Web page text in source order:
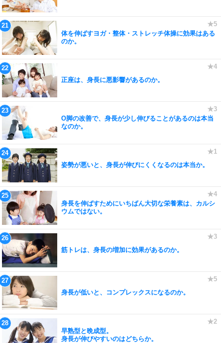
体を伸ばすヨガ・整体・ストレッチ体操に効果はある
のか。
正座は、身長に悪影響があるのか。
O脚の改善で、身長が少し伸びることがあるのは本当
なのか。
姿勢が悪いと、身長が伸びにくくなるのは本当か。
身長を伸ばすためにいちばん大切な栄養素は、カルシ
ウムではない。
筋トレは、身長の増加に効果があるのか。
身長が低いと、コンプレックスになるのか。
早熟型と晩成型。
身長が伸びやすいのはどちらか。